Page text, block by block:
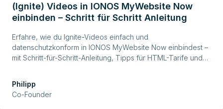
(Ignite) Videos in IONOS MyWebsite Now
einbinden – Schritt für Schritt Anleitung
Erfahre, wie du Ignite-Videos einfach und
datenschutzkonform in IONOS MyWebsite Now einbindest –
mit Schritt-für-Schritt-Anleitung, Tipps für HTML-Tarife und
Philipp
Co-Founder